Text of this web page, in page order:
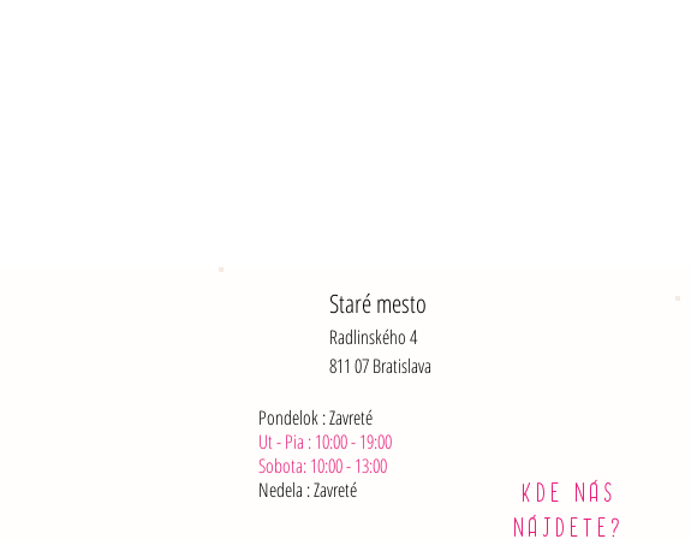
KDE NÁS
NÁJDETE?
Staré mesto
Radlinského 4
811 07 Bratislava
Pondelok : Zavreté
Ut - Pia : 10:00 - 19:00
Sobota: 10:00 - 13:00
Nedela :Zavreté